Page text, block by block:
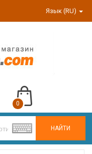
Язык (RU)
НАЙТИ
0